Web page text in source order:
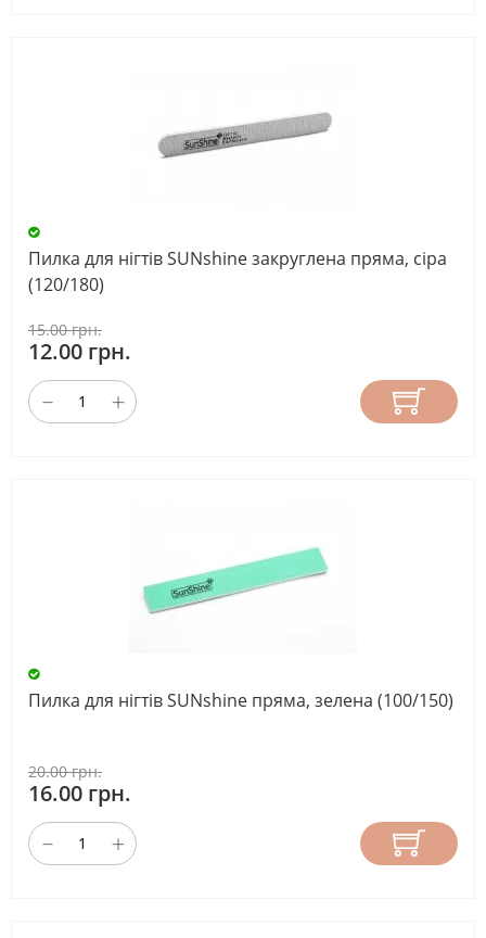
Пилка для нігтів SUNshine закруглена пряма, сіра
(120/180)
15.00 грн.
12.00 грн.
Пилка для нігтів SUNshine пряма, зелена (100/150)
20.00 грн.
16.00 грн.